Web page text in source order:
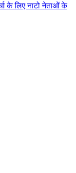
के लिए नाटो नेताओं के